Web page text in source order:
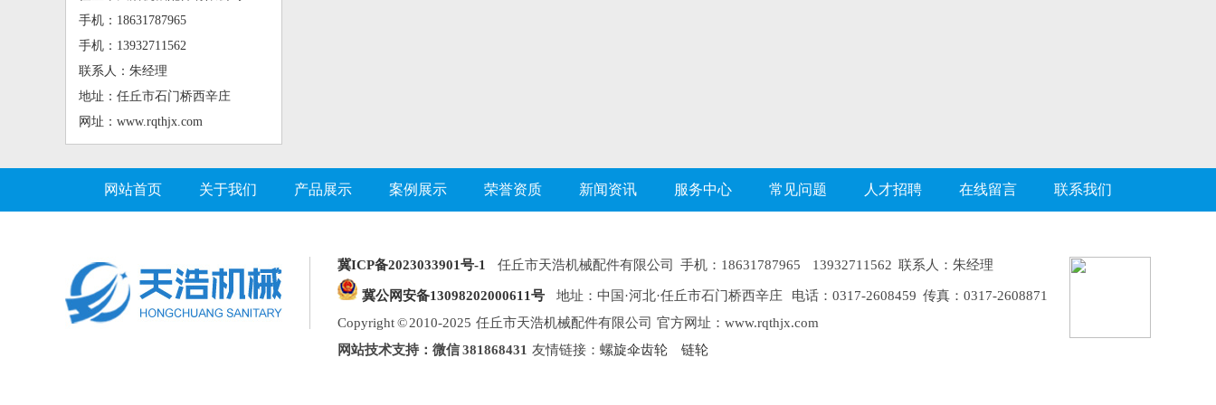
手机：18631787965
手机：13932711562
联系人：朱经理
地址：任丘市石门桥西辛庄
网址：www.rqthjx.com
网站首页 关于我们 产品展示 案例展示 荣誉资质 新闻资讯 服务中心 常见问题 人才招聘 在线留言 联系我们
冀ICP备2023033901号-1 任丘市天浩机械配件有限公司 手机：18631787965 13932711562 联系人：朱经理
冀公网安备13098202000611号
地址：中国·河北·任丘市石门桥西辛庄 电话：0317-2608459 传真：0317-2608871
Copyright © 2010-2025 任丘市天浩机械配件有限公司 官方网址：www.rqthjx.com
网站技术支持：微信 381868431 友情链接： 螺旋伞齿轮 链轮